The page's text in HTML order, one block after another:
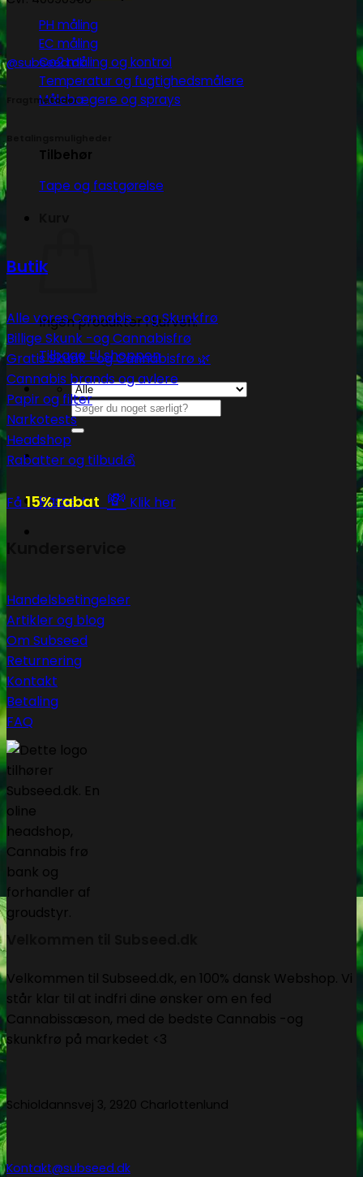
PH måling
EC måling
Co2 måling og kontrol
Temperatur og fugtighedsmålere
Målebægere og sprays
Tilbehør
Tape og fastgørelse
Ingen produkter i kurven.
Tilbage til shoppen
Søg
efter:
Kasse+
@subseed.dk
Fragtmetoder
Butik
Alle vores Cannabis -og Skunkfrø
Billige Skunk -og Cannabisfrø
Gratis Skunk -og Cannabisfrø 🌿
Cannabis brands og avlere
Papir og filter
Narkotests
Headshop
Rabatter og tilbud💰
Få15% rabat 💸 Klik her
Handelsbetingelser
Artikler og blog
Om Subseed
Returnering
Kontakt
Betaling
FAQ
Velkommen til Subseed.dk, en 100% dansk Webshop. Vi
står klar til at indfri dine ønsker om en fed
Cannabissæson, med de bedste Cannabis -og
skunkfrø på markedet <3
Schioldannsvej 3, 2920 Charlottenlund
Kontakt@subseed.dk